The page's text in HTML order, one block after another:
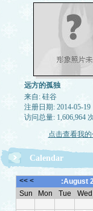
远方的孤独
来自: 硅谷
注册日期: 2014-05-19
访问总量: 1,606,964
点击查看我
Calendar